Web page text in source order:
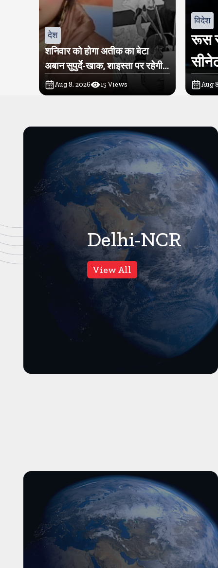
देश
शनिवार को होगा अतीक का बेटा
अबान सुपुर्दे-खाक, शाइस्ता पर रहेगी
पुलिस की नजर
Aug 8, 2026 15 Views
विदेश
रूस
Aug
Delhi-NCR
View All
गाजियाबाद
17Views
वीडियो वायरल होने के बाद पुलिस
ने की जांच, नाले के पानी से केलों
को धोने की सच्चाई कुछ और है,
गाजियाबाद। करंट क्राइम।
गाजियाबाद से एक वीडियो वायरल हुआ
था, जिसमें नाले के पानी से केलों को ...